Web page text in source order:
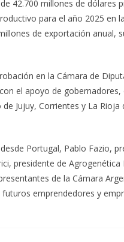
42.700 millones de dólares
para el año 2025 en
de exportación anual,
en la Cámara de
el apoyo de
Jujuy, Corrientes y La
Portugal, Pablo Fazio,
presidente de
de la Cámara
emprendedores y